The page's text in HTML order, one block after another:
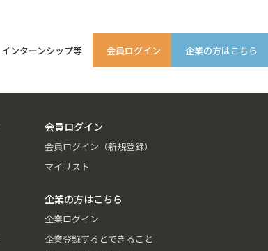
インターンシップ等 会員ログイン 企業の方はこちら
会員ログイン
会員ログイン（新規登録）
マイリスト
企業の方はこちら
企業ログイン
企業登録するとできること